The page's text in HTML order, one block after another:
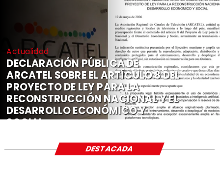
Actualidad
DECLARACIÓN PÚBLICA DE
ARCATEL SOBRE EL ARTÍCULO 8 DEL
PROYECTO DE LEY PARA LA
RECONSTRUCCIÓN NACIONAL Y EL
DESARROLLO ECONÓMICO Y
SOCIAL
DESTACADA